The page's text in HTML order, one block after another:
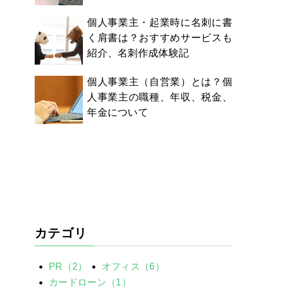
個人事業主・起業時に名刺に書
く肩書は？おすすめサービスも
紹介、名刺作成体験記
個人事業主（自営業）とは？個
人事業主の職種、年収、税金、
年金について
カテゴリ
PR（2）
オフィス（6）
カードローン（1）